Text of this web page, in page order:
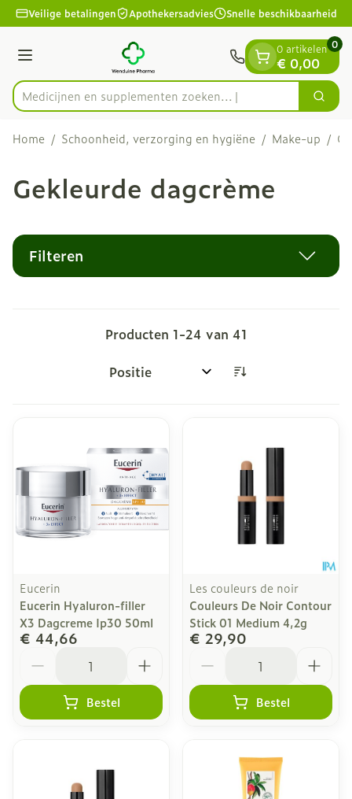
Ga naar de inhoud
1 van 1
Veilige betalingen Apothekersadvies Snelle beschikbaarheid
Menu
Product, merk, categorie...
Medicijnen en supplementen zo Zoek
0 artikelen
€ 0,00
0
Home / Schoonheid, verzorging en hygiëne / Make-up /
Gekleurde dagcrème
Filteren
Producten 1-24 van 41
Sorteer op:
Eucerin
Eucerin Hyaluron-filler
X3 Dagcreme Ip30 50ml
€ 44,66
Bestel
Les couleurs de noir
Couleurs De Noir Contour
Stick 01 Medium 4,2g
€ 29,90
Bestel